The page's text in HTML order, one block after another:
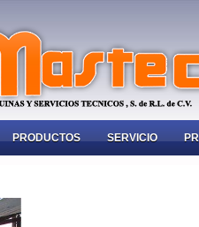
PRODUCTOS SERVICIO